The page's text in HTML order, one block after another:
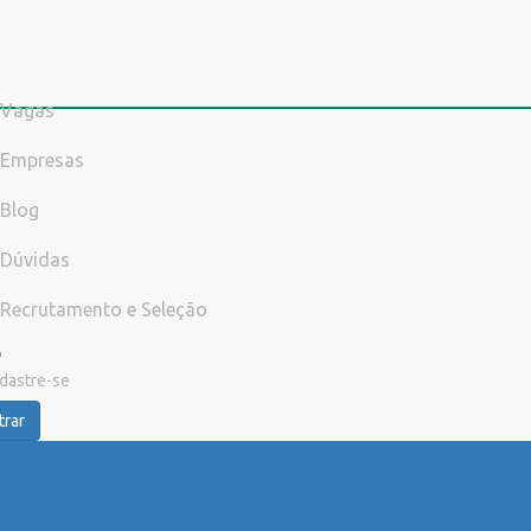
Vagas
Empresas
Blog
Dúvidas
Recrutamento e Seleção
se